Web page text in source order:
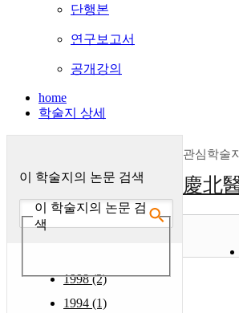
단행본
연구보고서
공개강의
home
학술지 상세
이 학술지의 논문 검색
이 학술지의 논문 검
색
1998 (2)
1994 (1)
관심학술지
慶北